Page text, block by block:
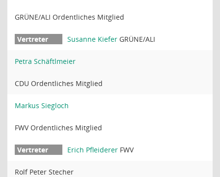
GRÜNE/ALI Ordentliches Mitglied
Susanne Kiefer GRÜNE/ALI
Petra Schäftlmeier
CDU Ordentliches Mitglied
Markus Siegloch
FWV Ordentliches Mitglied
Erich Pfleiderer FWV
Rolf Peter Stecher